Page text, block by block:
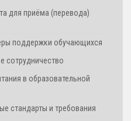
для приёма (перевода)
поддержки обучающихся
сотрудничество
в образовательной
стандарты и требования